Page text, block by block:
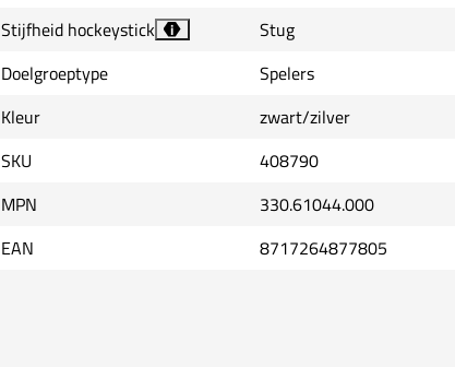
Stijfheid hockeystick
i
Stug
Doelgroeptype
Spelers
Kleur
zwart/zilver
SKU
408790
MPN
330.61044.000
EAN
8717264877805